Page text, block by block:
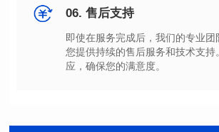
06. 售后支持
应，确保您的满意度。